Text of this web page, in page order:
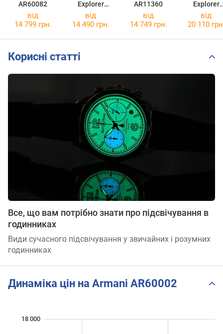
AR60082
Explorer
AR60079
AR11360
Explorer
AR11784
від
14 799 грн.
від
14 490 грн.
від
14 749 грн.
від
20 110
Корисні статті
Все, що вам потрібно знати про підсвічування в
годинниках
Види сучасного підсвічування у звичайних і розумних
годинниках
Динаміка цін на Armani AR60002
18 000